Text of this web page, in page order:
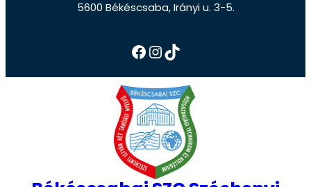
5600 Békéscsaba, Irányi u. 3-5.